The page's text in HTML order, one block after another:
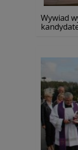
Wywiad